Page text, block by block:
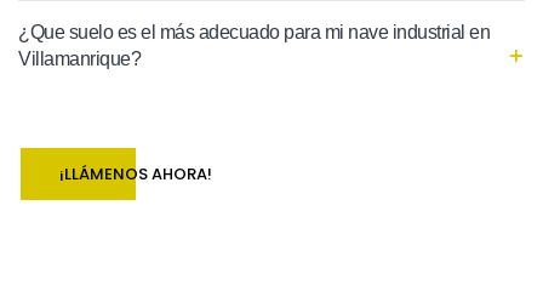
¿Que suelo es el más adecuado para mi nave industrial en
Villamanrique?
¡LLÁMENOS AHORA!